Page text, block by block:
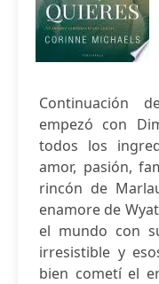
Continuación
empezó con
todos los
amor, pasión,
rincón de
enamore de
el mundo con
irresistible y
bien cometí el